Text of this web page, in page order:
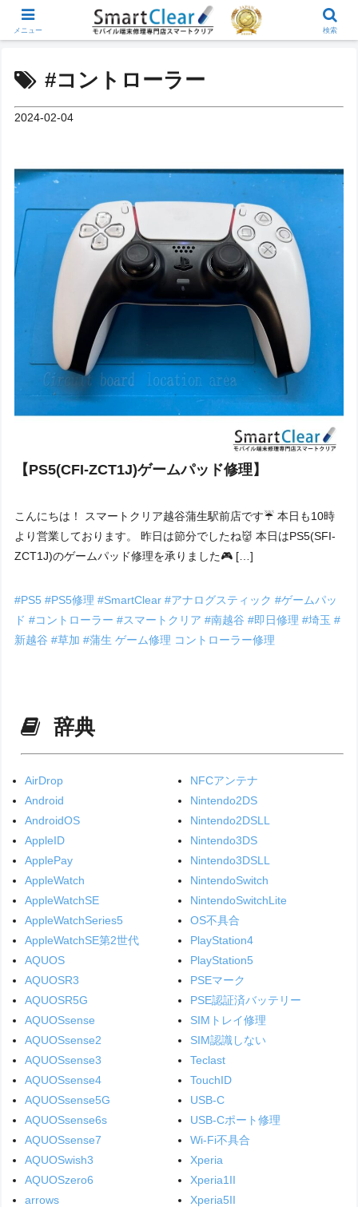
#コントローラー
2024-02-04
【PS5(CFI-ZCT1J)ゲームパッド修理】
こんにちは！ スマートクリア越谷蒲生駅前店です☔ 本日も10時
より営業しております。 昨日は節分でしたね👹 本日はPS5(SFI-
ZCT1J)のゲームパッド修理を承りました🎮 […]
#PS5#PS5修理#SmartClear#アナログスティック#ゲームパッ
ド#コントローラー#スマートクリア#南越谷#即日修理#埼玉#
新越谷#草加#蒲生ゲーム修理 コントローラー修理
辞典
AirDrop
Android
AndroidOS
AppleID
ApplePay
AppleWatch
AppleWatchSE
AppleWatchSeries5
AppleWatchSE第2世代
AQUOS
AQUOSR3
AQUOSR5G
AQUOSsense
AQUOSsense2
AQUOSsense3
AQUOSsense4
AQUOSsense5G
AQUOSsense6s
AQUOSsense7
AQUOSwish3
AQUOSzero6
arrows
NFCアンテナ
Nintendo2DS
Nintendo2DSLL
Nintendo3DS
Nintendo3DSLL
NintendoSwitch
NintendoSwitchLite
OS不具合
PlayStation4
PlayStation5
PSEマーク
PSE認証済バッテリー
SIMトレイ修理
SIM認識しない
Teclast
TouchID
USB-C
USB-Cポート修理
Wi-Fi不具合
Xperia
Xperia1II
Xperia5II
メニュー 検索